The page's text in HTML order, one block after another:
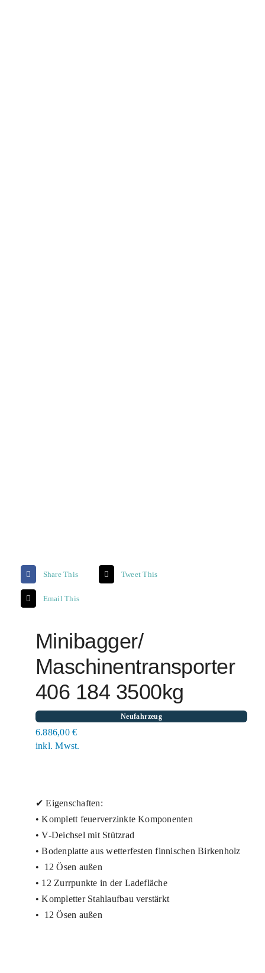
Share This Tweet This
Email This
Minibagger/
Maschinentransporter
406 184 3500kg
Neufahrzeug
6.886,00€
inkl. Mwst.
✔ Eigenschaften:
• Komplett feuerverzinkte Komponenten
• V-Deichsel mit Stützrad
• Bodenplatte aus wetterfesten finnischen Birkenholz
• 12 Ösen außen
• 12 Zurrpunkte in der Ladefläche
• Kompletter Stahlaufbau verstärkt
• 12 Ösen außen